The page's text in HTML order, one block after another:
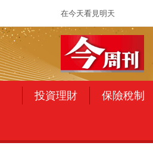
在今天看見明天
投資理財 保險稅制